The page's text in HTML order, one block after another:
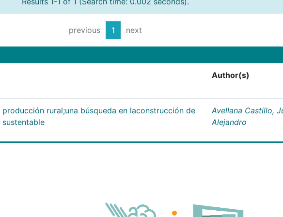
previous 1 next
Author(s)
rural;una búsqueda en laconstrucción de
sustentable
Avellana Castillo,
Alejandro